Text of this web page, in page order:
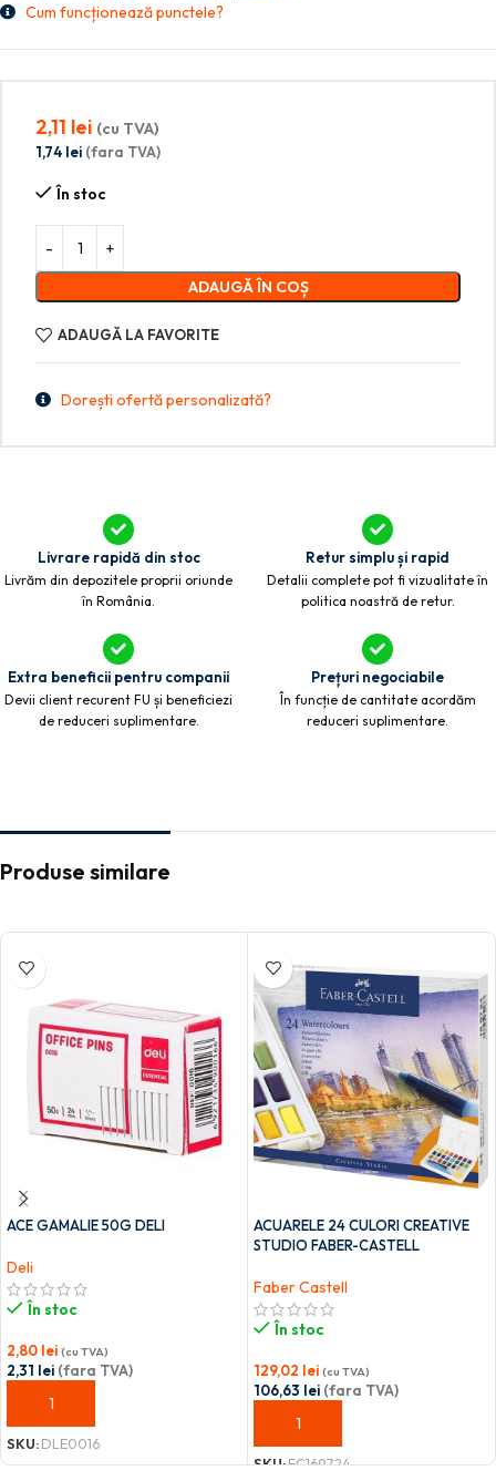
Cum funcționează punctele?
2,11 lei (cu TVA)
1,74 lei (fara TVA)
În stoc
ADAUGĂ ÎN COȘ
ADAUGĂ LA FAVORITE
Dorești ofertă personalizată?
Livrare rapidă din stoc
Livrăm din depozitele proprii oriunde
în România.
Retur simplu și rapid
Detalii complete pot fi vizualitate în
politica noastră de retur.
Extra beneficii pentru companii
Devii client recurent FU și beneficiezi
de reduceri suplimentare.
Prețuri negociabile
În funcție de cantitate acordăm
reduceri suplimentare.
Produse similare
ACE GAMALIE 50G DELI
Deli
În stoc
2,80 lei (cu TVA)
2,31 lei (fara TVA)
ADAUGĂ ÎN COȘ
SKU:DLE0016
ACUARELE 24 CULORI CREATIVE
STUDIO FABER-CASTELL
Faber Castell
În stoc
129,02 lei (cu TVA)
106,63 lei (fara TVA)
ADAUGĂ ÎN COȘ
SKU:FC169724